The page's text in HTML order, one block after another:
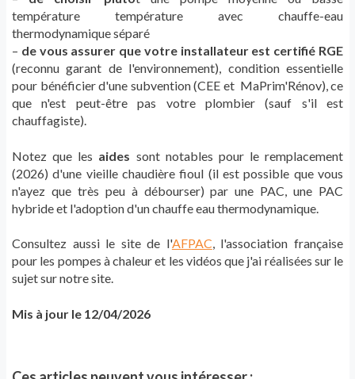
température température avec chauffe-eau
thermodynamique séparé
– de vous assurer que votre installateur est certifié RGE
(reconnu garant de l'environnement), condition essentielle
pour bénéficier d'une subvention (CEE et MaPrim'Rénov), ce
que n'est peut-être pas votre plombier (sauf s'il est
chauffagiste).
Notez que les aides sont notables pour le remplacement
(2026) d'une vieille chaudière fioul (il est possible que vous
n'ayez que très peu à débourser) par une PAC, une PAC
hybride et l'adoption d'un chauffe eau thermodynamique.
Consultez aussi le site de l'AFPAC , l'association française
pour les pompes à chaleur et les vidéos que j'ai réalisées sur le
sujet sur notre site.
Mis à jour le 12/04/2026